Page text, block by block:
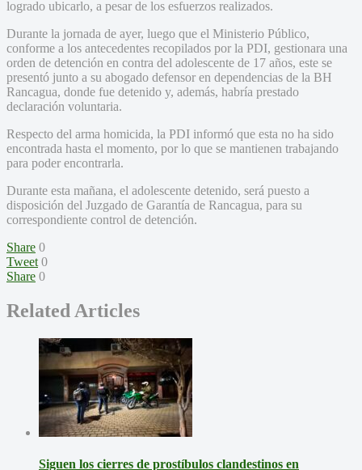
logrado ubicarlo, a pesar de los esfuerzos realizados.
Durante la jornada de ayer, luego que el Ministerio Público,
conforme a los antecedentes recopilados por la PDI, gestionara una
orden de detención en contra del adolescente de 17 años, este se
presentó junto a su abogado defensor en dependencias de la BH
Rancagua, donde fue detenido y, además, habría prestado
declaración voluntaria.
Respecto del arma homicida, la PDI informó que esta no ha sido
encontrada hasta el momento, por lo que se mantienen trabajando
para poder encontrarla.
Durante esta mañana, el adolescente detenido, será puesto a
disposición del Juzgado de Garantía de Rancagua, para su
correspondiente control de detención.
Share 0
Tweet 0
Share 0
Related Articles
Siguen los cierres de prostíbulos clandestinos en